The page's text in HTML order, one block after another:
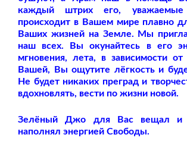
каждый штрих его,
происходит в Вашем мире плавно
Ваших жизней на Земле. Мы
наш всех. Вы окунайтесь в его
мгновения, лета, в зависимости от
Вашей, Вы ощутите лёгкость и
Не будет никаких преград и
вдохновлять, вести по жизни новой.
Зелёный Джо для Вас вещал и
наполнял энергией Свободы.